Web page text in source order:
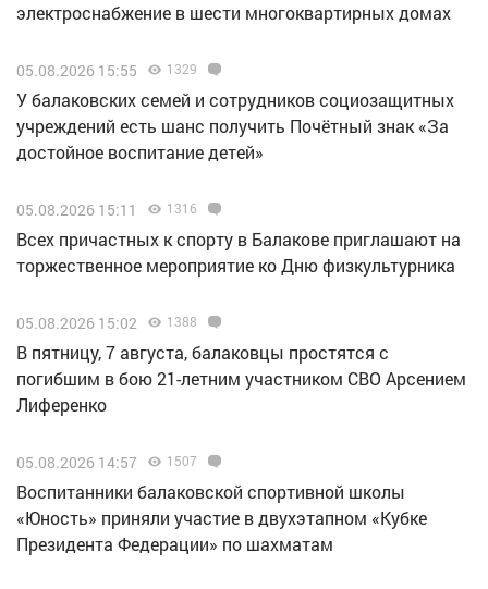
электроснабжение в шести многоквартирных домах
05.08.2026 15:55 1329
У балаковских семей и сотрудников социозащитных
учреждений есть шанс получить Почётный знак «За
достойное воспитание детей»
05.08.2026 15:11 1316
Всех причастных к спорту в Балакове приглашают на
торжественное мероприятие ко Дню физкультурника
05.08.2026 15:02 1388
В пятницу, 7 августа, балаковцы простятся с
погибшим в бою 21-летним участником СВО Арсением
Лиференко
05.08.2026 14:57 1507
Воспитанники балаковской спортивной школы
«Юность» приняли участие в двухэтапном «Кубке
Президента Федерации» по шахматам